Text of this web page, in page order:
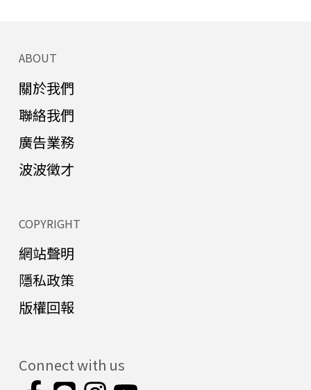
ABOUT
關於我們
聯絡我們
廣告業務
波波徵才
COPYRIGHT
網站聲明
隱私政策
版權回報
Connect with us